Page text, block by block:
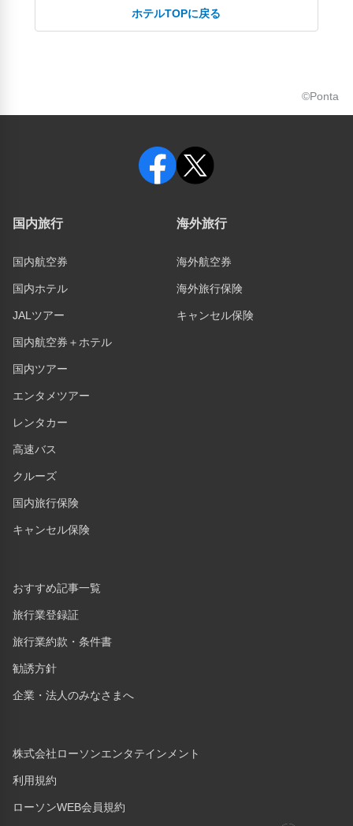
ホテルTOPに戻る
©Ponta
国内旅行
国内航空券
国内ホテル
JALツアー
国内航空券＋ホテル
国内ツアー
エンタメツアー
レンタカー
高速バス
クルーズ
国内旅行保険
キャンセル保険
海外旅行
海外航空券
海外旅行保険
キャンセル保険
おすすめ記事一覧
旅行業登録証
旅行業約款・条件書
勧誘方針
企業・法人のみなさまへ
株式会社ローソンエンタテインメント
利用規約
ローソンWEB会員規約